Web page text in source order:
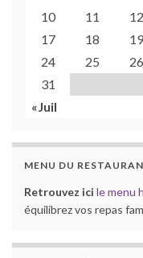
«Juil
10
11 12
17
18 19
24
25 26
31
MENU DU
Retrouvez ici le menu
équilibrez vos repas